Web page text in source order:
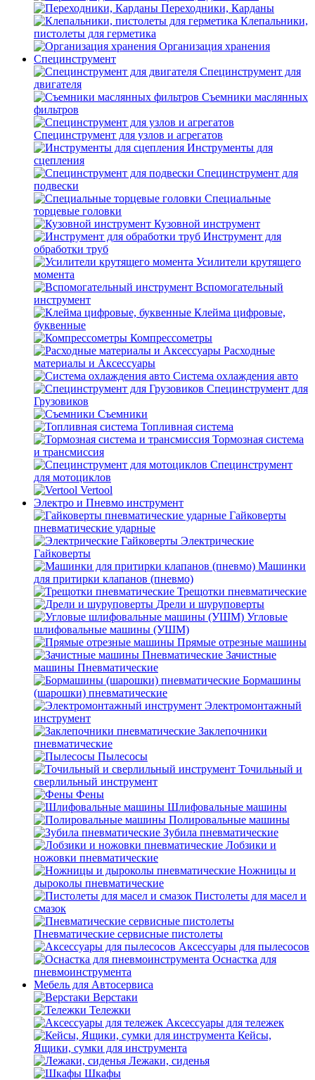
Переходники, Карданы
Клепальники,
пистолеты для герметика
Организация хранения
Специнструмент
Специнструмент для
двигателя
Съемники маслянных
фильтров
Специнструмент для узлов и агрегатов
Инструменты для
сцепления
Специнструмент для
подвески
Специальные
торцевые головки
Кузовной инструмент
Инструмент для
обработки труб
Усилители крутящего
момента
Вспомогательный
инструмент
Клейма цифровые,
буквенные
Компрессометры
Расходные
материалы и Аксессуары
Система охлаждения авто
Специнструмент для
Грузовиков
Съемники
Топливная система
Тормозная система
и трансмиссия
Специнструмент
для мотоциклов
Vertool
Электро и Пневмо инструмент
Гайковерты
пневматические ударные
Электрические
Гайковерты
Машинки
для притирки клапанов (пневмо)
Трещотки пневматические
Дрели и шуруповерты
Угловые
шлифовальные машины (УШМ)
Прямые отрезные машины
Зачистные
машины Пневматические
Бормашины
(шарошки) пневматические
Электромонтажный
инструмент
Заклепочники
пневматические
Пылесосы
Точильный и
сверлильный инструмент
Фены
Шлифовальные машины
Полировальные машины
Зубила пневматические
Лобзики и
ножовки пневматические
Ножницы и
дыроколы пневматические
Пистолеты для масел и
смазок
Пневматические сервисные пистолеты
Аксессуары для пылесосов
Оснастка для
пневмоинструмента
Мебель для Автосервиса
Верстаки
Тележки
Аксессуары для тележек
Кейсы,
Ящики, сумки для инструмента
Лежаки, сиденья
Шкафы